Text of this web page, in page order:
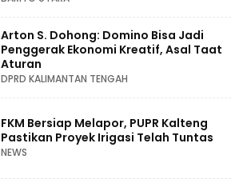
Arton S. Dohong: Domino Bisa Jadi
Penggerak Ekonomi Kreatif, Asal Taat
Aturan
DPRD KALIMANTAN TENGAH
FKM Bersiap Melapor, PUPR Kalteng
Pastikan Proyek Irigasi Telah Tuntas
NEWS